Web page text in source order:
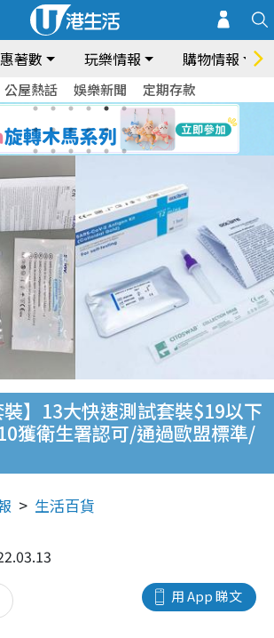
著數 玩樂情報 購物情報
公屋熱話 娛樂新聞 定期存款
裝】13大快速測試套裝$19以下
獲衛生署認可/通過歐盟標準/
生活百貨
用 App 睇文